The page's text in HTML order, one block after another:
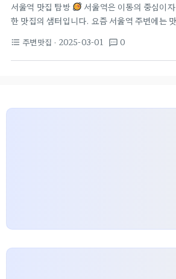
절충하면 분위기도 다르고 음식 숙성도도 다르
들어 작은 주점형 매장은 간단한 안주와 주먹밥
빠르게 나오고 보통 6천 원대에서 9천 원대의…
서울역 맛집 탐방
서울역은 이동의 중심이
한 맛집의 샘터입니다. 요즘 서울역 주변에는
어려울 수도 있습니다. 이번 포스트에서는 서울
서 찾아볼 수 있는 맛집을 소개하며, 간단하지
format_list_bulleted 주변맛집 · 2025-03-01 textsms 0